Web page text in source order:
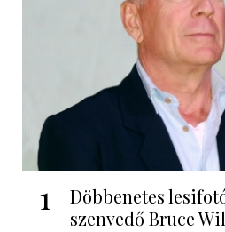
1
Döbbenetes
szenvedő Bruce